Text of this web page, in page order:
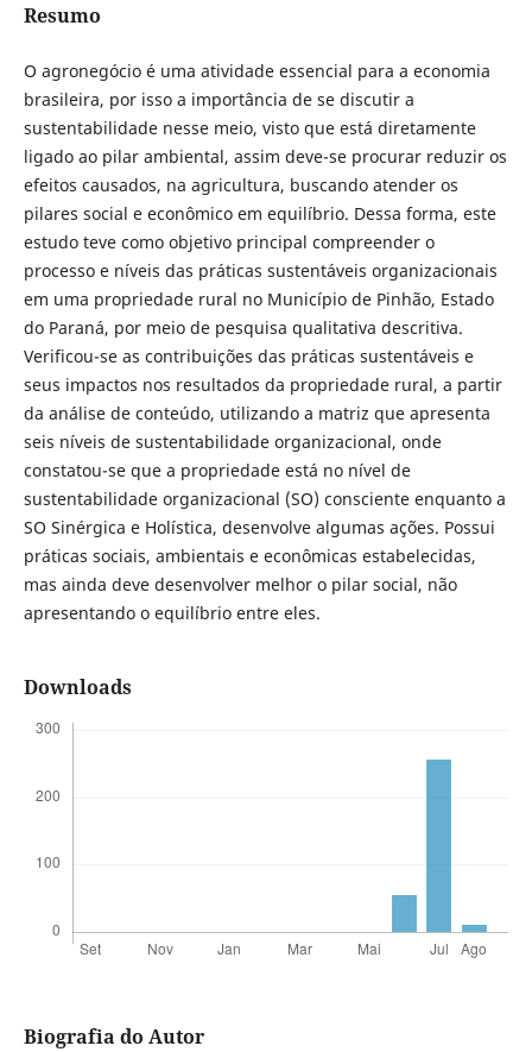
Resumo
O agronegócio é uma atividade essencial para a economia
brasileira, por isso a importância de se discutir a
sustentabilidade nesse meio, visto que está diretamente
ligado ao pilar ambiental, assim deve-se procurar reduzir os
efeitos causados, na agricultura, buscando atender os
pilares social e econômico em equilíbrio. Dessa forma, este
estudo teve como objetivo principal compreender o
processo e níveis das práticas sustentáveis organizacionais
em uma propriedade rural no Município de Pinhão, Estado
do Paraná, por meio de pesquisa qualitativa descritiva.
Verificou-se as contribuições das práticas sustentáveis e
seus impactos nos resultados da propriedade rural, a partir
da análise de conteúdo, utilizando a matriz que apresenta
seis níveis de sustentabilidade organizacional, onde
constatou-se que a propriedade está no nível de
sustentabilidade organizacional (SO) consciente enquanto a
SO Sinérgica e Holística, desenvolve algumas ações. Possui
práticas sociais, ambientais e econômicas estabelecidas,
mas ainda deve desenvolver melhor o pilar social, não
apresentando o equilíbrio entre eles.
Downloads
Biografia do Autor